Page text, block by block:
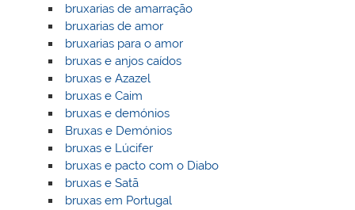
bruxarias de amarração
bruxarias de amor
bruxarias para o amor
bruxas e anjos caídos
bruxas e Azazel
bruxas e Caim
bruxas e demónios
Bruxas e Demónios
bruxas e Lúcifer
bruxas e pacto com o Diabo
bruxas e Satã
bruxas em Portugal